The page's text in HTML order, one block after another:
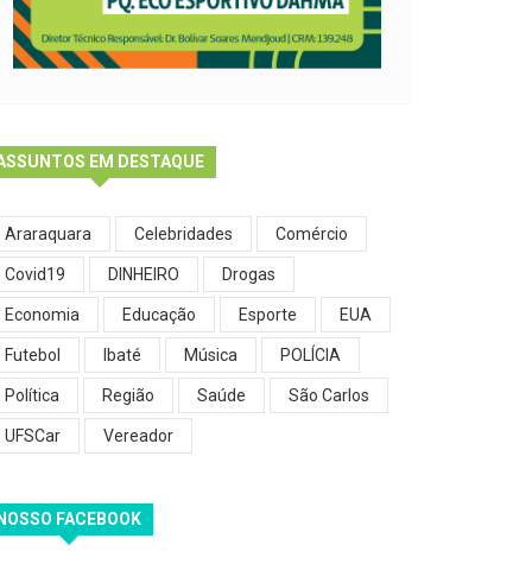
EM DESTAQUE
Araraquara Celebridades Comércio
Covid19 DINHEIRO Drogas
Economia Educação Esporte EUA
Futebol Ibaté Música POLÍCIA
Política Região Saúde São Carlos
UFSCar Vereador
FACEBOOK